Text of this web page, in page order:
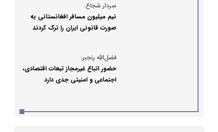
سردار شجاع:
نیم میلیون مسافر افغانستانی به
صورت قانونی ایران را ترک کردند
فضل‌الله رنجبر:
حضور اتباع غیرمجاز تبعات اقتصادی،
اجتماعی و امنیتی جدی دارد